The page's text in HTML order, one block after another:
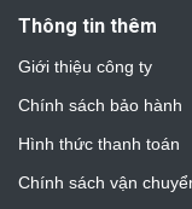
Thông tin thêm
Giới thiệu công ty
Chính sách bảo hành
Hình thức thanh toán
Chính sách vận